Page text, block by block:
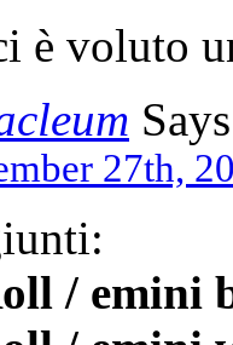
è voluto
27th,
/ emini